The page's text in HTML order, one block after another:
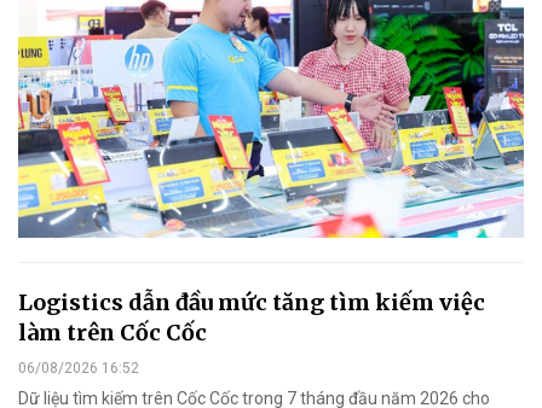
Logistics dẫn đầu mức tăng tìm kiếm việc
làm trên Cốc Cốc
06/08/2026 16:52
Dữ liệu tìm kiếm trên Cốc Cốc trong 7 tháng đầu năm 2026 cho